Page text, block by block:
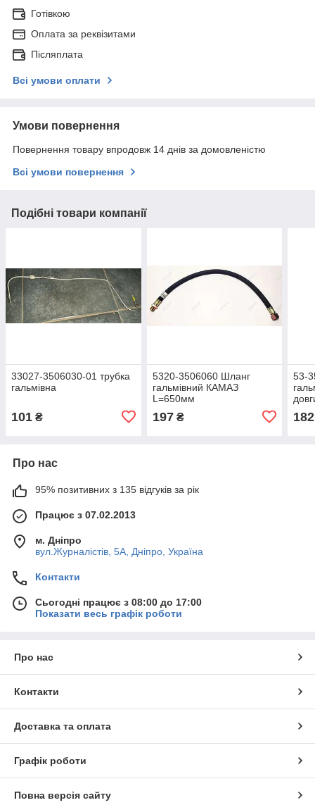
Готівкою
Оплата за реквізитами
Післяплата
Всі умови оплати
Умови повернення
Повернення товару впродовж 14 днів за домовленістю
Всі умови повернення
Подібні товари компанії
33027-3506030-01 трубка
гальмівна
101 ₴
5320-3506060 Шланг
гальмівний КАМАЗ
L=650мм
197₴
53-
182
Про нас
95% позитивних з 135 відгуків за рік
Працює з 07.02.2013
м. Дніпро
вул.Журналістів, 5А, Дніпро, Україна
Контакти
Сьогодні працює з 08:00 до 17:00
Показати весь графік роботи
Про нас
Контакти
Доставка та оплата
Графік роботи
Повна версія сайту